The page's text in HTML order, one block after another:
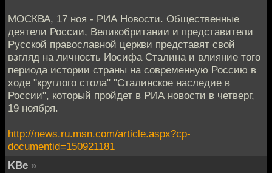
МОСКВА, 17 ноя - РИА Новости. Общественные
деятели России, Великобритании и представители
Русской православной церкви представят свой
взгляд на личность Иосифа Сталина и влияние того
периода истории страны на современную Россию в
ходе "круглого стола" "Сталинское наследие в
России", который пройдет в РИА новости в четверг,
19 ноября.
http://news.ru.msn.com/article.aspx?cp-
documentid=150921181
KBe »